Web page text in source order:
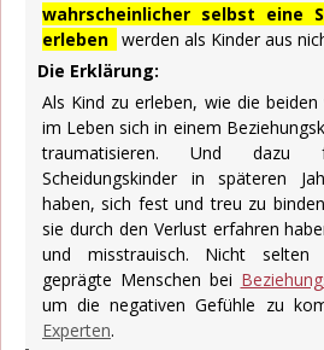
wahrscheinlicher selbst eine
erleben werden als Kinder aus
Die Erklärung:
Als Kind zu erleben, wie die
im Leben sich in einem
traumatisieren. Und
Scheidungskinder in späteren
haben, sich fest und treu zu
sie durch den Verlust erfahren
und misstrauisch. Nicht
geprägte Menschen bei
um die negativen Gefühle zu
Experten.